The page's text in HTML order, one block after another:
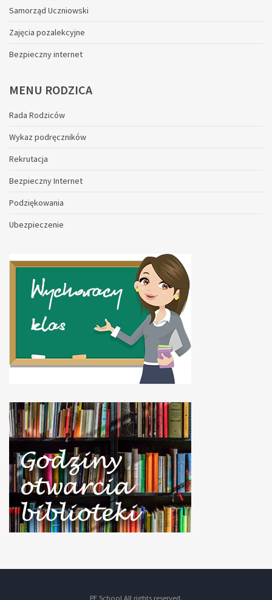
Samorząd Uczniowski
Zajęcia pozalekcyjne
Bezpieczny internet
MENU RODZICA
Rada Rodziców
Wykaz podręczników
Rekrutacja
Bezpieczny Internet
Podziękowania
Ubezpieczenie
PE School All rights reserved.